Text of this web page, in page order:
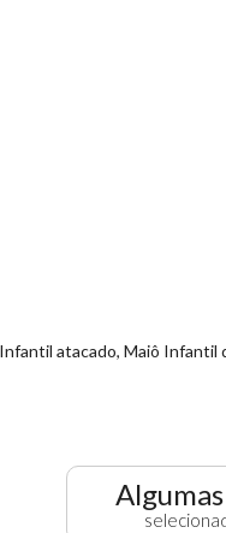
atacado, Maiô